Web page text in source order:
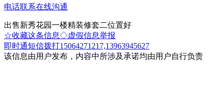
电话联系在线沟通
出售新秀花园一楼精装修套二位置好
☆收藏这条信息◇虚假信息举报
即时通短信拨打15064271217,13963945627
该信息由用户发布，内容中所涉及承诺均由用户自行负责